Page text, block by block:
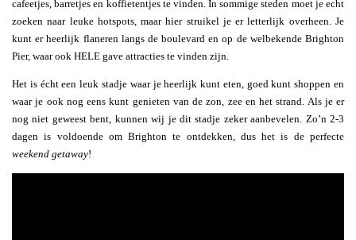
cafeetjes, barretjes en koffietentjes te vinden. In sommige steden moet je echt
zoeken naar leuke hotspots, maar hier struikel je er letterlijk overheen. Je
kunt er heerlijk flaneren langs de boulevard en op de welbekende Brighton
Pier, waar ook HELE gave attracties te vinden zijn.
Het is écht een leuk stadje waar je heerlijk kunt eten, goed kunt shoppen en
waar je ook nog eens kunt genieten van de zon, zee en het strand. Als je er
nog niet geweest bent, kunnen wij je dit stadje zeker aanbevelen. Zo’n 2-3
dagen is voldoende om Brighton te ontdekken, dus het is de perfecte
weekend getaway!